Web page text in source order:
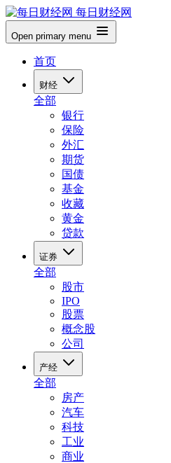
每日财经网
Open primary menu
首页
财经
全部
银行
保险
外汇
期货
国债
基金
收藏
黄金
贷款
证券
全部
股市
IPO
股票
概念股
公司
产经
全部
房产
汽车
科技
工业
商业